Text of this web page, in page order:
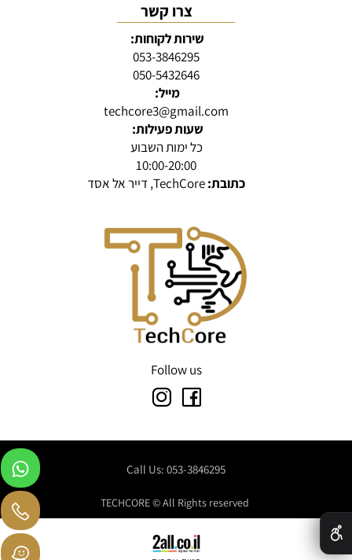
צרו קשר
שירות לקוחות:
053-3846295
050-5432646
מייל:
techcore3@gmail.com
שעות פעילות:
כל ימות השבוע
10:00-20:00
כתובת:TechCore, דייר אל אסד
Follow us
Call Us: 053-3846295